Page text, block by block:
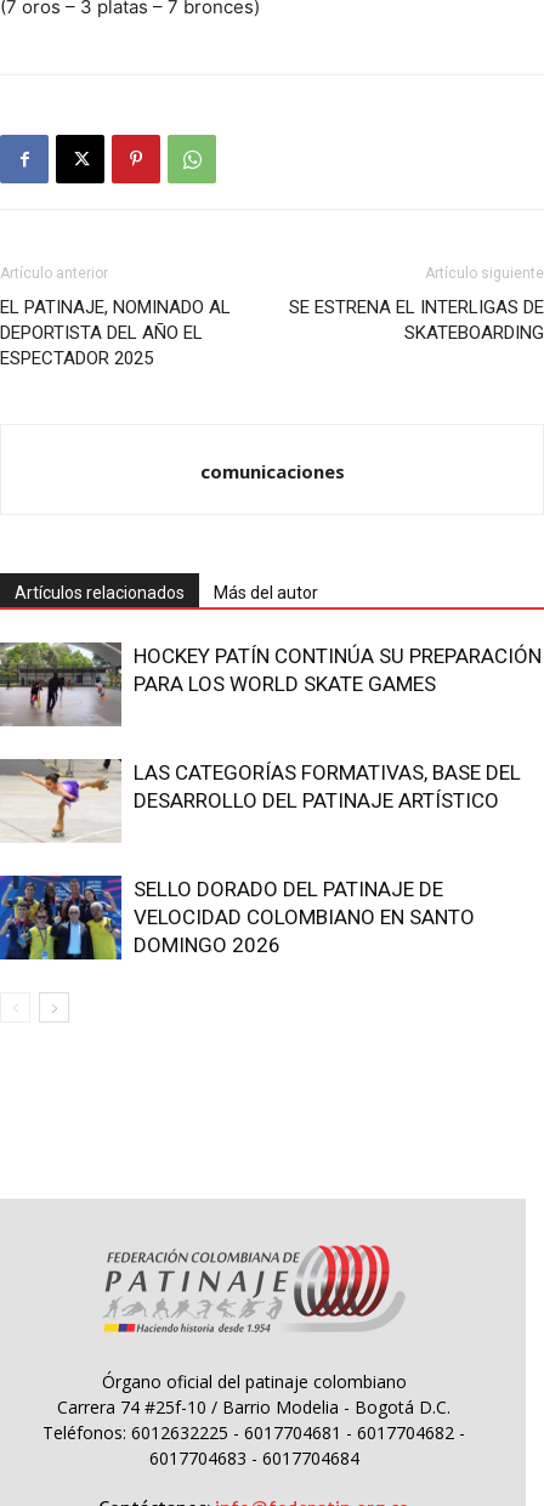
(7 oros – 3 platas – 7 bronces)
Artículo anterior
EL PATINAJE, NOMINADO AL
DEPORTISTA DEL AÑO EL
ESPECTADOR 2025
Artículo siguiente
SE ESTRENA EL INTERLIGAS DE
SKATEBOARDING
comunicaciones
Artículos relacionados Más del autor
HOCKEY PATÍN CONTINÚA SU PREPARACIÓN
PARA LOS WORLD SKATE GAMES
LAS CATEGORÍAS FORMATIVAS, BASE DEL
DESARROLLO DEL PATINAJE ARTÍSTICO
SELLO DORADO DEL PATINAJE DE
VELOCIDAD COLOMBIANO EN SANTO
DOMINGO 2026
Órgano oficial del patinaje colombiano
Carrera 74 #25f-10 / Barrio Modelia - Bogotá D.C.
Teléfonos: 6012632225 - 6017704681 - 6017704682 -
6017704683 - 6017704684